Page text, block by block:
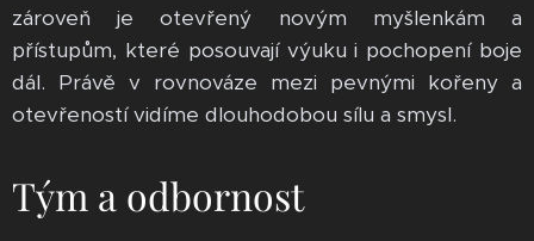
zároveň je otevřený novým myšlenkám a
přístupům, které posouvají výuku i pochopení boje
dál. Právě v rovnováze mezi pevnými kořeny a
otevřeností vidíme dlouhodobou sílu a smysl.
Tým a odbornost